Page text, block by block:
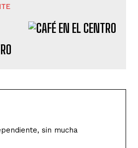
sin mucha